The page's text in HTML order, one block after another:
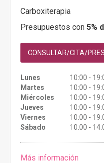
Carboxiterapia
Presupuestos con 5%
CONSULTAR/CITA/
Lunes
10:00 -
Martes
10:00 -
Miércoles
10:00 -
Jueves
10:00 -
Viernes
10:00 -
Sábado
10:00 -
Más información